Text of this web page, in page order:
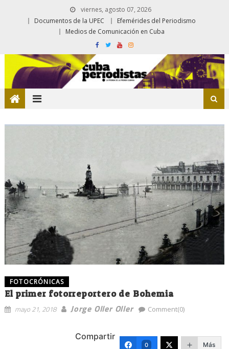
viernes, agosto 07, 2026
Documentos de la UPEC
Efemérides del Periodismo
Medios de Comunicación en Cuba
FOTOCRÓNICAS
El primer fotorreportero de Bohemia
mayo 21, 2018 Jorge Oller Oller Comment(0)
Compartir
0 Más